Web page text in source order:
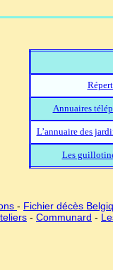
Annuaires
L’annuaire des
Les
- Fichier décès
- Communard -